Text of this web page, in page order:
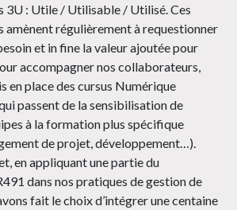
3U : Utile / Utilisable / Utilisé. Ces
amènent régulièrement à requestionner
et in fine la valeur ajoutée pour
accompagner nos collaborateurs,
en place des cursus Numérique
passent de la sensibilisation de
à la formation plus spécifique
de projet, développement…).
en appliquant une partie du
dans nos pratiques de gestion de
fait le choix d’intégrer une centaine